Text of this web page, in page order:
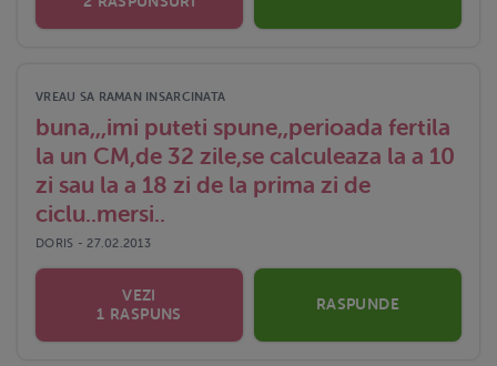
VREAU SA RAMAN INSARCINATA
buna,,,imi puteti spune,,perioada fertila
la un CM,de 32 zile,se calculeaza la a 10
zi sau la a 18 zi de la prima zi de
ciclu..mersi..
DORIS - 27.02.2013
VEZI
1 RASPUNS
RASPUNDE